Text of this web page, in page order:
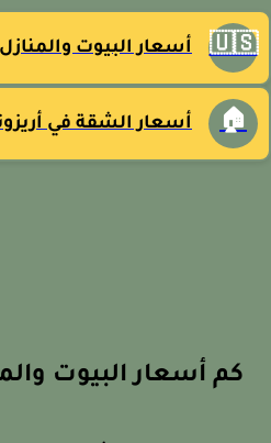
أسعار البيوت والمنازل
🏠 أسعار الشقة في أريزونا
كم أسعار البيوت